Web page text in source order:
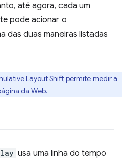
até agora, cada um
pode acionar o
das duas maneiras listadas
Layout Shift permite medir a
da Web.
usa uma linha do tempo